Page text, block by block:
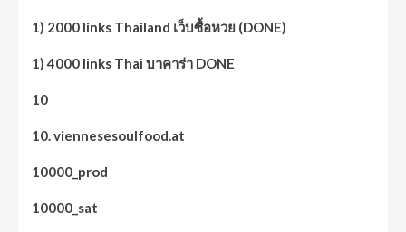
1) 2000 links Thailand เว็บซื้อหวย (DONE)
1) 4000 links Thai บาคาร่า DONE
10
10. viennesesoulfood.at
10000_prod
10000_sat